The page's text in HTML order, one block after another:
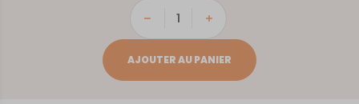
quantité
Malzieu-
AJOUTER AU PANIER